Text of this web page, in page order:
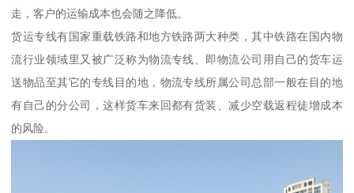
走，客户的运输成本也会随之降低。
货运专线有国家重载铁路和地方铁路两大种类，其中铁路在国内物
流行业领域里又被广泛称为物流专线、即物流公司用自己的货车运
送物品至其它的专线目的地，物流专线所属公司总部一般在目的地
有自己的分公司，这样货车来回都有货装、减少空载返程徒增成本
的风险。